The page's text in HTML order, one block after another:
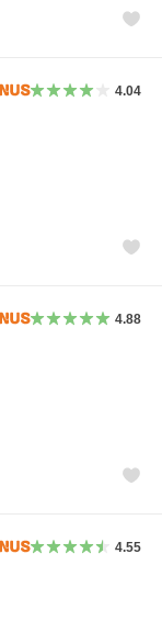
4.04
4.88
4.55